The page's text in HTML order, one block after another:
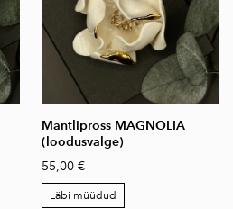
Mantlipross MAGNOLIA
(loodusvalge)
55,00 €
Läbi müüdud